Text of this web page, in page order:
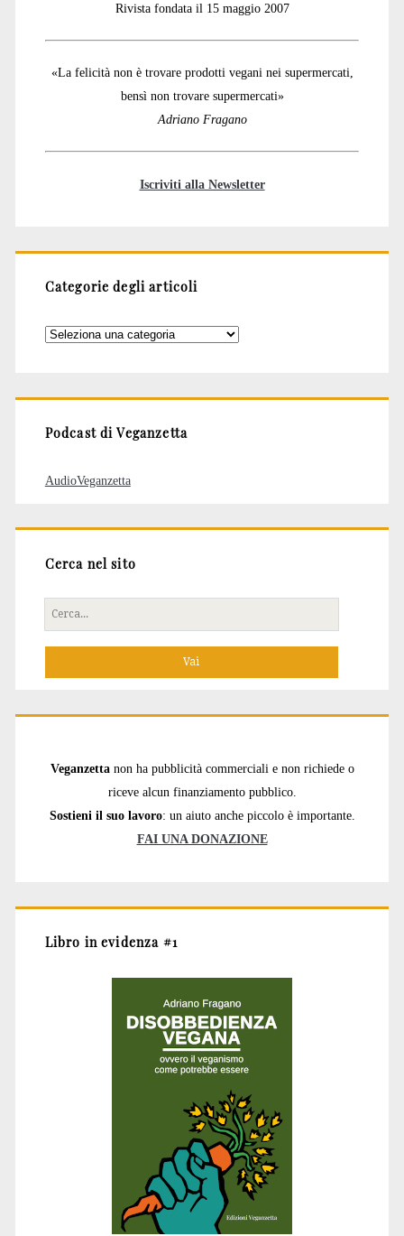
Rivista fondata il 15 maggio 2007
«La felicità non è trovare prodotti vegani nei supermercati,
bensì non trovare supermercati»
Adriano Fragano
Iscriviti alla Newsletter
Categorie degli articoli
Categorie
Podcast di Veganzetta
AudioVeganzetta
Cerca nel sito
Cerca
per:
Veganzetta non ha pubblicità commerciali e non richiede o
riceve alcun finanziamento pubblico.
Sostieni il suo lavoro: un aiuto anche piccolo è importante.
FAI UNA DONAZIONE
Libro in evidenza #1